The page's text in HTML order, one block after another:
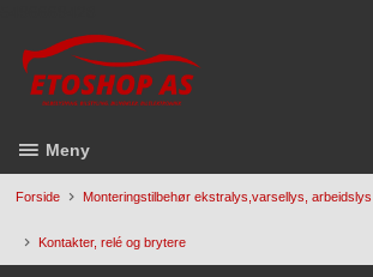
til
innholdet
Meny
Forside Monteringstilbehør ekstralys,varsellys,
Kontakter, relé og brytere